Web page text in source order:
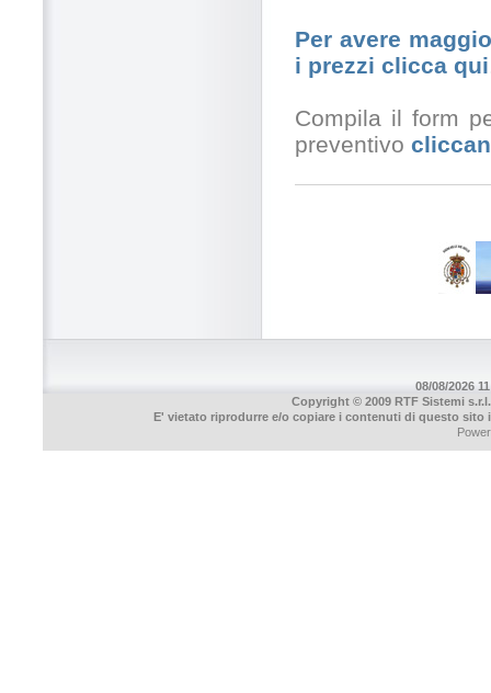
Per avere
i prezzi clicca qui
Compila il form
preventivo
08/08/2026
Copyright © 2009 RTF Sistemi
E' vietato riprodurre e/o copiare i contenuti di questo